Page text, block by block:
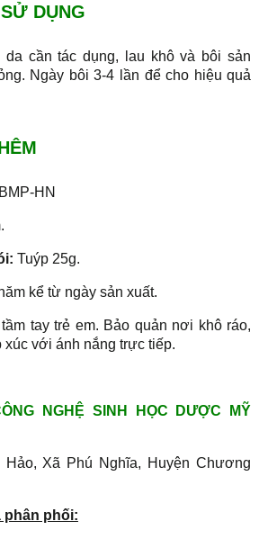
DỤNG
cần tác dụng, lau khô và bôi sản
Ngày bôi 3-4 lần để cho hiệu quả
HN
Tuýp 25g.
kể từ ngày sản xuất.
tay trẻ em. Bảo quản nơi khô ráo,
xúc với ánh nắng trực tiếp.
NGHỆ SINH HỌC DƯỢC MỸ
Xã Phú Nghĩa, Huyện Chương
phân phối: